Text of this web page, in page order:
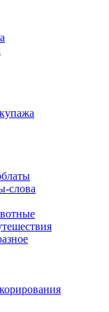
слова